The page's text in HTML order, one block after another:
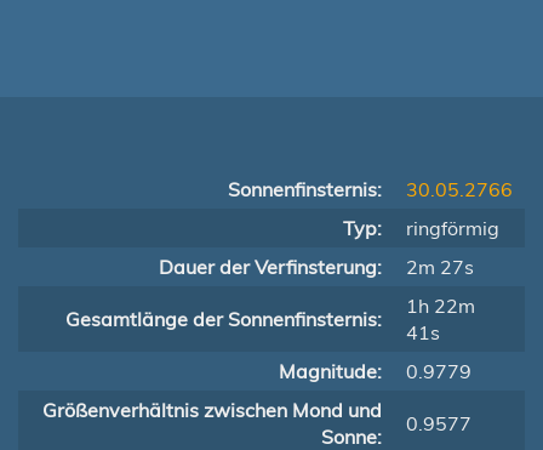
Sonnenfinsternis:
30.05.2766
Typ:
ringförmig
Dauer der Verfinsterung:
2m 27s
Gesamtlänge der Sonnenfinsternis:
1h 22m
41s
Magnitude:
0.9779
Größenverhältnis zwischen Mond und
Sonne:
0.9577